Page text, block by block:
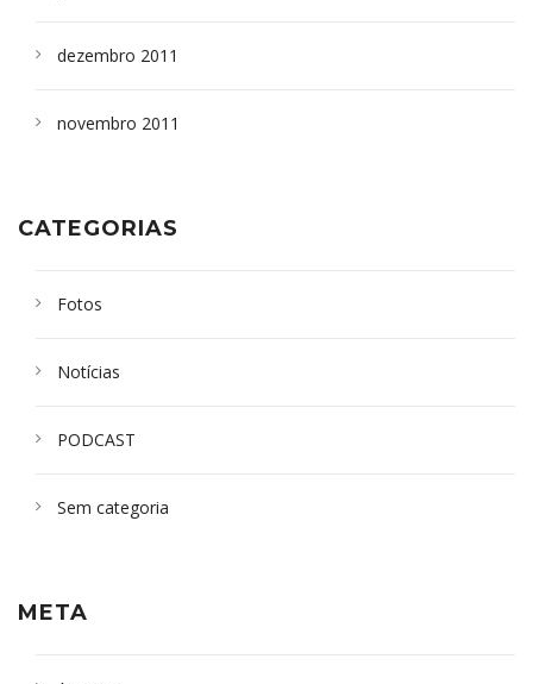
dezembro 2011
novembro 2011
CATEGORIAS
Fotos
Notícias
PODCAST
Sem categoria
META